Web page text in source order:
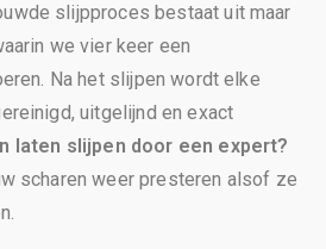
slijpproces bestaat uit maar
we vier keer een
Na het slijpen wordt elke
uitgelijnd en exact
laten slijpen door een expert?
scharen weer presteren alsof ze